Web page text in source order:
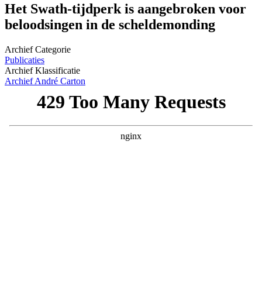
Het Swath-tijdperk is aangebroken voor
beloodsingen in de scheldemonding
Archief Categorie
Publicaties
Archief Klassificatie
Archief André Carton